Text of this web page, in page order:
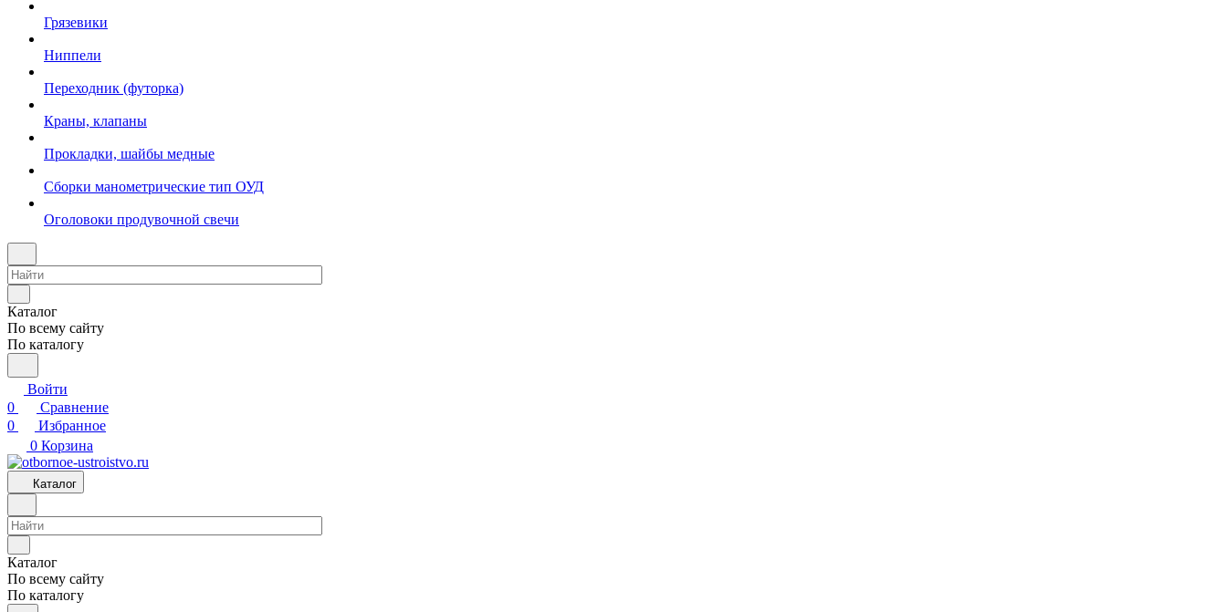
Грязевики
Ниппели
Переходник (футорка)
Краны, клапаны
Прокладки, шайбы медные
Сборки манометрические тип ОУД
Оголовоки продувочной свечи
Каталог
По всему сайту
По каталогу
Войти
0
Сравнение
0
Избранное
0 Корзина
Каталог
Каталог
По всему сайту
По каталогу